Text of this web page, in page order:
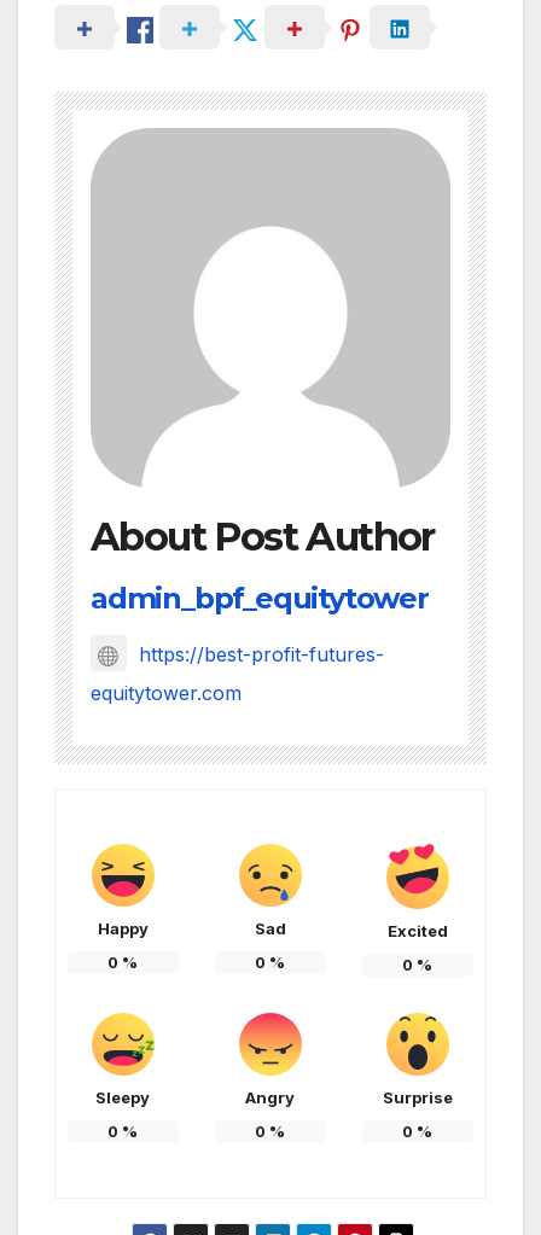
About Post Author
admin_bpf_equitytower
https://best-profit-futures-
equitytower.com
Happy
0 %
Sad
0 %
Excited
0 %
Sleepy
0 %
Angry
0 %
Surprise
0 %